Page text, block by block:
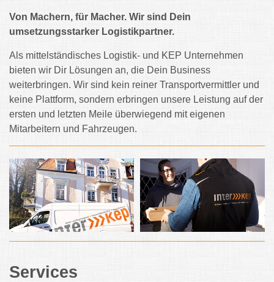
Von Machern, für Macher. Wir sind Dein
umsetzungsstarker Logistikpartner.
Als mittelständisches Logistik- und KEP Unternehmen
bieten wir Dir Lösungen an, die Dein Business
weiterbringen. Wir sind kein reiner Transportvermittler und
keine Plattform, sondern erbringen unsere Leistung auf der
ersten und letzten Meile überwiegend mit eigenen
Mitarbeitern und Fahrzeugen.
Services